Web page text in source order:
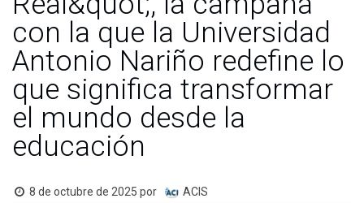
con la que la Universidad
Antonio Nariño redefine lo
que significa transformar
el mundo desde la
educación
8 de octubre de 2025 por ACIS